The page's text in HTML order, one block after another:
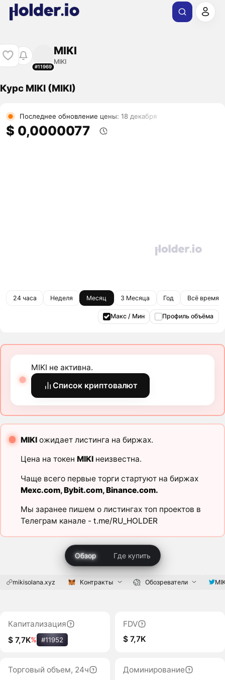
#11969
MIKI
MIKI
Курс MIKI (MIKI)
Последнее обновление цены: 18 декабря
$ 0,0000077
24 часа Неделя Месяц 3 Месяца Год Всё время
Макс / Мин Профиль объёма
MIKI не активна.
Список криптовалют
MIKIожидает листинга на биржах.
Цена на токен MIKIнеизвестна.
Чаще всего первые торги стартуют на биржах
Mexc.com,Bybit.com,Binance.com.
Мы заранее пишем о листингах топ проектов в
Телеграм канале - t.me/RU_HOLDER
Обзор Где купить
mikisolana.xyz Контракты Обозреватели
Капитализация
$ 7,7K% #11952
FDV
$ 7,7K
Торговый объем, 24ч
Доминирование